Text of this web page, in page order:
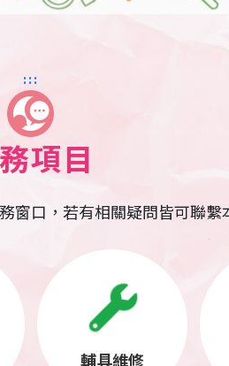
項目
窗口，若有相關疑問皆可聯繫
輔具維修